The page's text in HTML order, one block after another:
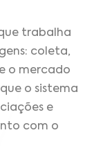
trabalha
coleta,
o mercado
o sistema
e
com o